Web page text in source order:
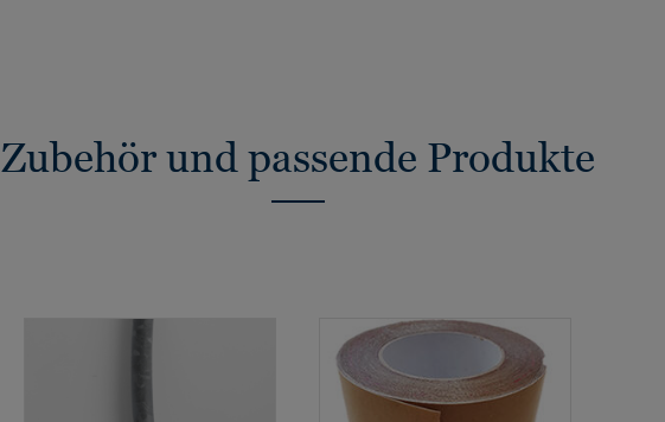
Zubehör und passende Produkte